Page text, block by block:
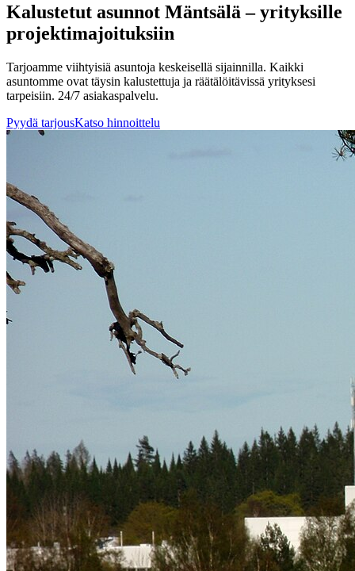
Kalustetut asunnot Mäntsälä – yrityksille
projektimajoituksiin
Tarjoamme viihtyisiä asuntoja keskeisellä sijainnilla. Kaikki
asuntomme ovat täysin kalustettuja ja räätälöitävissä yrityksesi
tarpeisiin. 24/7 asiakaspalvelu.
Pyydä tarjousKatso hinnoittelu